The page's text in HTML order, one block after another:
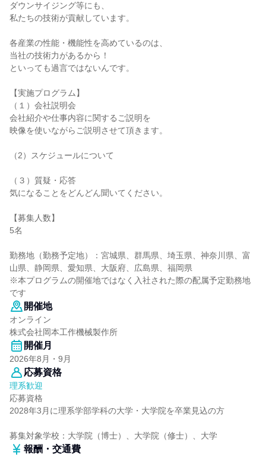
ダウンサイジング等にも、
私たちの技術が貢献しています。
各産業の性能・機能性を高めているのは、
当社の技術力があるから！
といっても過言ではないんです。
【実施プログラム】
（１）会社説明会
会社紹介や仕事内容に関するご説明を
映像を使いながらご説明させて頂きます。
（2）スケジュールについて
（３）質疑・応答
気になることをどんどん聞いてください。
【募集人数】
5名
勤務地（勤務予定地）：宮城県、群馬県、埼玉県、神奈川県、富
山県、静岡県、愛知県、大阪府、広島県、福岡県
※本プログラムの開催地ではなく入社された際の配属予定勤務地
です
開催地
オンライン
株式会社岡本工作機械製作所
開催月
2026年8月・9月
応募資格
理系歓迎
応募資格
2028年3月に理系学部学科の大学・大学院を卒業見込の方
募集対象学校：大学院（博士）、大学院（修士）、大学
報酬・交通費